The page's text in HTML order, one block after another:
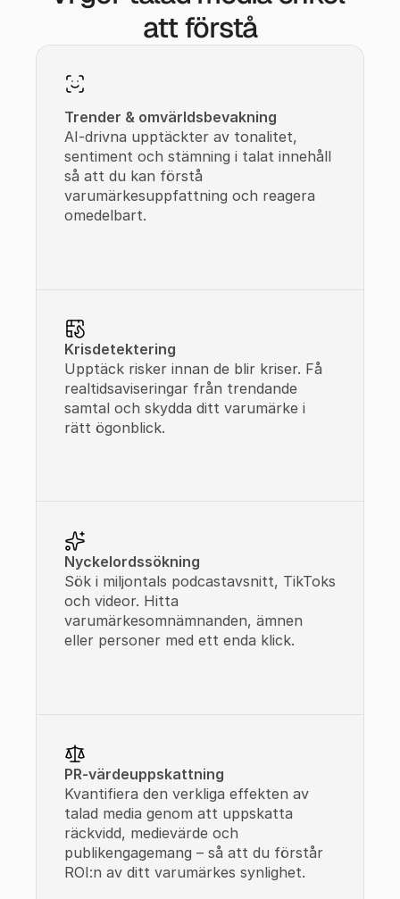
att förstå
Trender & omvärldsbevakning
AI-drivna upptäckter av tonalitet,
sentiment och stämning i talat innehåll
så att du kan förstå
varumärkesuppfattning och reagera
omedelbart.
Krisdetektering
Upptäck risker innan de blir kriser. Få
realtidsaviseringar från trendande
samtal och skydda ditt varumärke i
rätt ögonblick.
Nyckelordssökning
Sök i miljontals podcastavsnitt, TikToks
och videor. Hitta
varumärkesomnämnanden, ämnen
eller personer med ett enda klick.
PR-värdeuppskattning
Kvantifiera den verkliga effekten av
talad media genom att uppskatta
räckvidd, medievärde och
publikengagemang – så att du förstår
ROI:n av ditt varumärkes synlighet.